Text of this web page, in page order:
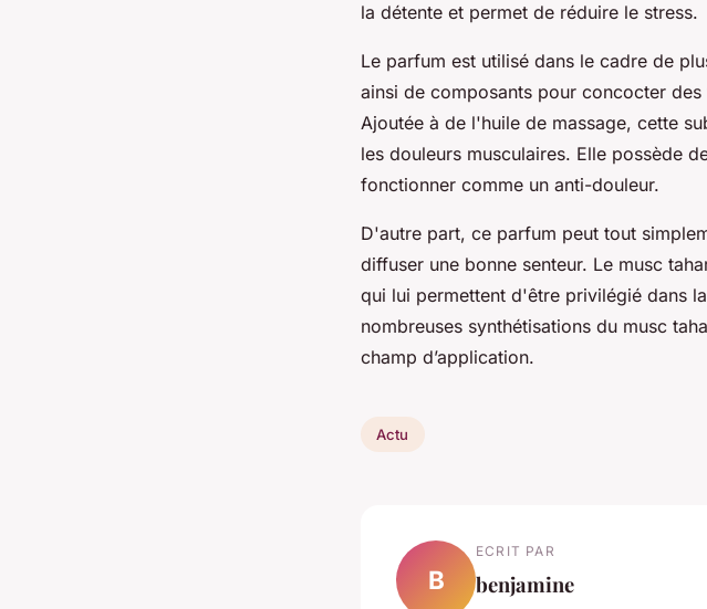
la détente et permet de réduire le stress.
Le parfum est utilisé dans le cadre de
ainsi de composants pour concocter
Ajoutée à de l'huile de massage, cette
les douleurs musculaires. Elle possède
fonctionner comme un anti-douleur.
D'autre part, ce parfum peut tout
diffuser une bonne senteur. Le musc
qui lui permettent d'être privilégié dans
nombreuses synthétisations du musc
champ d’application.
Actu
B
ECRIT PAR
benjamine